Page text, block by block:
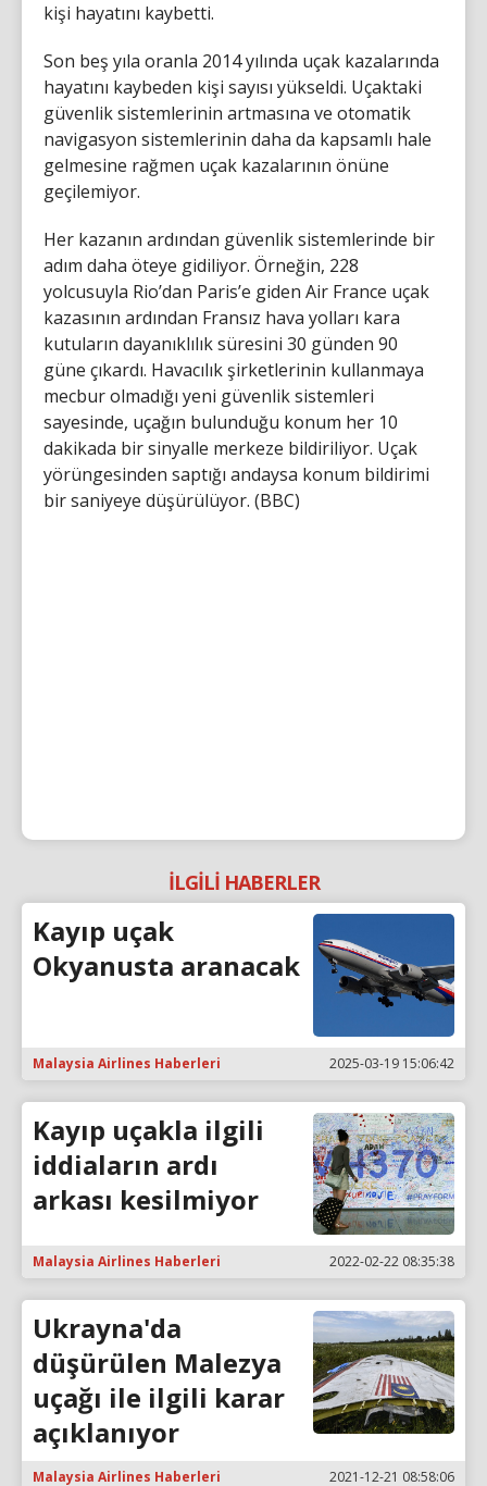
kişi hayatını kaybetti.
Son beş yıla oranla 2014 yılında uçak kazalarında
hayatını kaybeden kişi sayısı yükseldi. Uçaktaki
güvenlik sistemlerinin artmasına ve otomatik
navigasyon sistemlerinin daha da kapsamlı hale
gelmesine rağmen uçak kazalarının önüne
geçilemiyor.
Her kazanın ardından güvenlik sistemlerinde bir
adım daha öteye gidiliyor. Örneğin, 228
yolcusuyla Rio’dan Paris’e giden Air France uçak
kazasının ardından Fransız hava yolları kara
kutuların dayanıklılık süresini 30 günden 90
güne çıkardı. Havacılık şirketlerinin kullanmaya
mecbur olmadığı yeni güvenlik sistemleri
sayesinde, uçağın bulunduğu konum her 10
dakikada bir sinyalle merkeze bildiriliyor. Uçak
yörüngesinden saptığı andaysa konum bildirimi
bir saniyeye düşürülüyor. (BBC)
İLGİLİ HABERLER
Kayıp uçak
Okyanusta aranacak
Malaysia Airlines Haberleri 2025-03-19 15:06:42
Kayıp uçakla ilgili
iddiaların ardı
arkası kesilmiyor
Malaysia Airlines Haberleri 2022-02-22 08:35:38
Ukrayna'da
düşürülen Malezya
uçağı ile ilgili karar
açıklanıyor
Malaysia Airlines Haberleri 2021-12-21 08:58:06